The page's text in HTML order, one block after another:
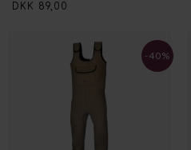
DKK 89,00
-40%